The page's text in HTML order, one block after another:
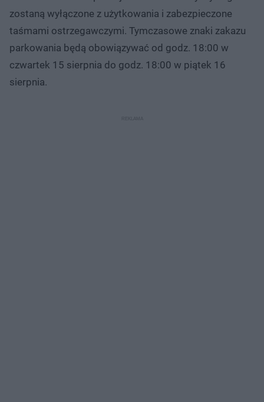
zostaną wyłączone z użytkowania i zabezpieczone
taśmami ostrzegawczymi. Tymczasowe znaki zakazu
parkowania będą obowiązywać od godz. 18:00 w
czwartek 15 sierpnia do godz. 18:00 w piątek 16
sierpnia.